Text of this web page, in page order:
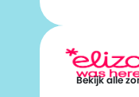
Bekijk alle